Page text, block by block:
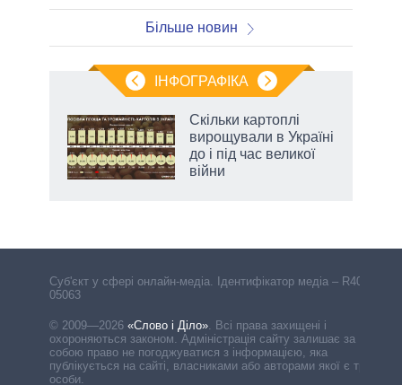
Більше новин
ІНФОГРАФІКА
Скільки картоплі
вирощували в Україні
до і під час великої
війни
Cуб'єкт у сфері онлайн-медіа. Ідентифікатор медіа – R40-
05063
© 2009—2026 «Слово і Діло». Всі права захищені і
охороняються законом. Адміністрація сайту залишає за
собою право не погоджуватися з інформацією, яка
публікується на сайті, власниками або авторами якої є треті
особи.